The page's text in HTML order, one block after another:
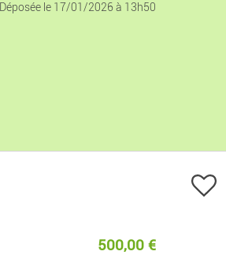
Locaux
Bureaux Et Commerces
Emplois
Déposée le 17/01/2026 à 13h50
500,00 €